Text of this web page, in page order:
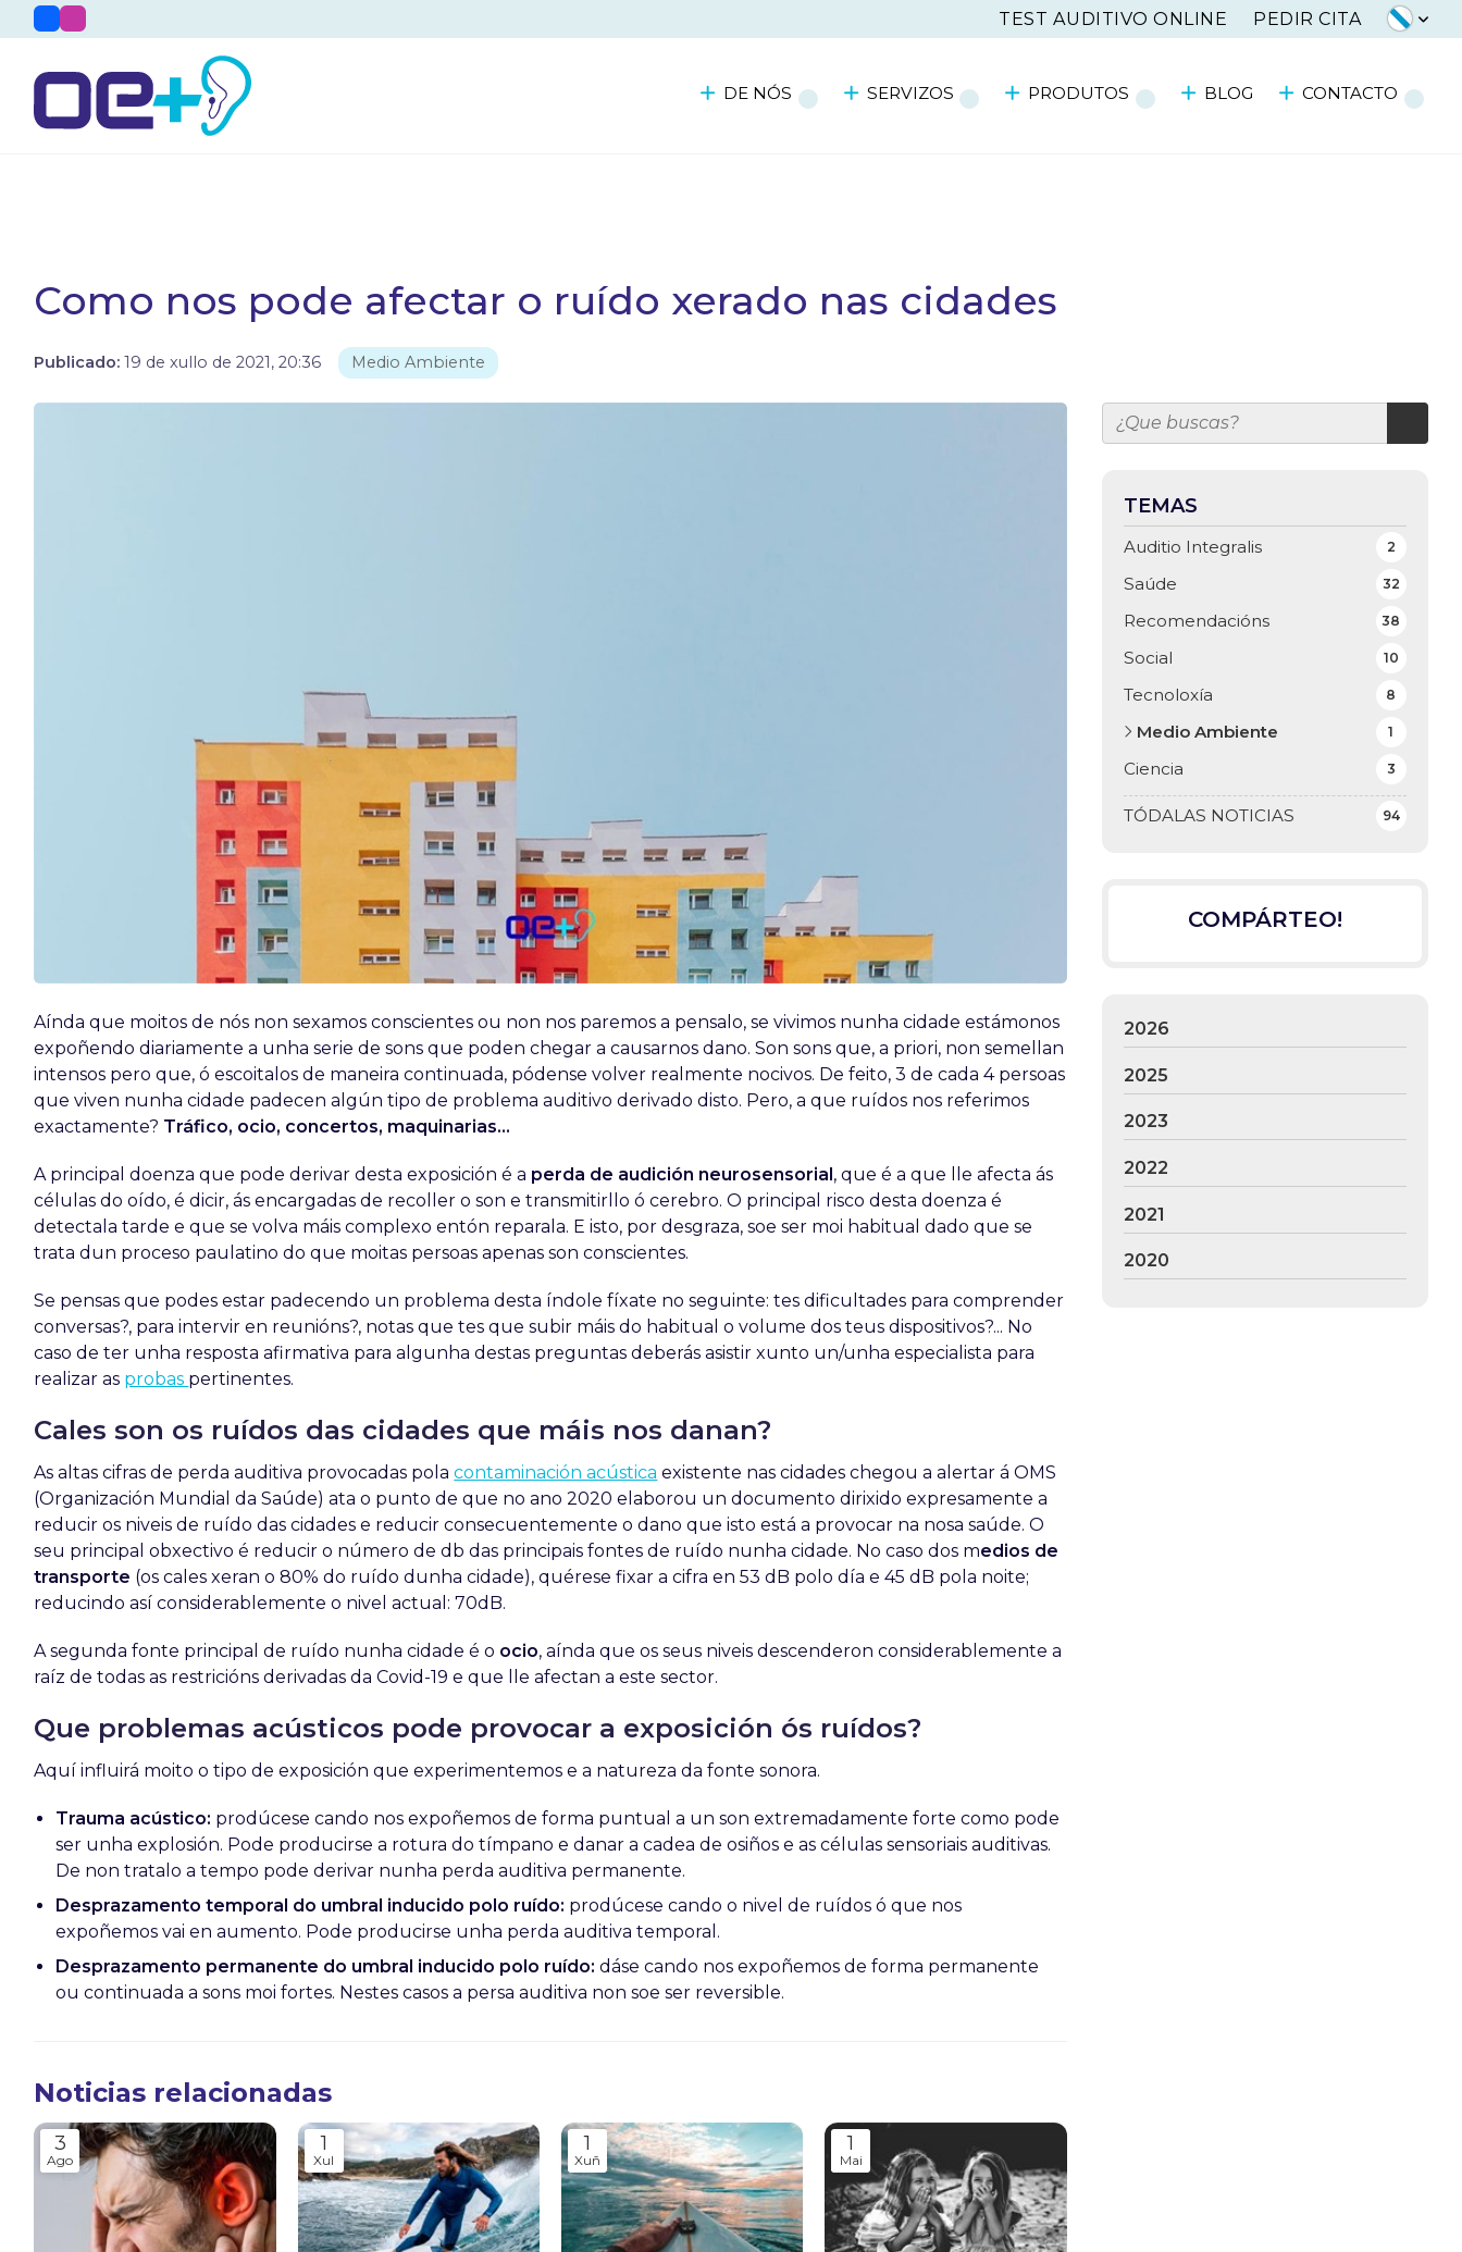
TEST AUDITIVO ONLINE PEDIR CITA
DE NÓS SERVIZOS PRODUTOS BLOG CONTACTO
Como nos pode afectar o ruído xerado nas cidades
Publicado: 19 de xullo de 2021, 20:36 Medio Ambiente
TEMAS
TÓDALAS NOTICIAS 94
Auditio Integralis 2
Saúde 32
Recomendacións 38
Social 10
Tecnoloxía 8
Medio Ambiente 1
Ciencia 3
Aínda que moitos de nós non sexamos conscientes ou non nos paremos a pensalo, se vivimos nunha cidade estámonos
expoñendo diariamente a unha serie de sons que poden chegar a causarnos dano. Son sons que, a priori, non semellan
intensos pero que, ó escoitalos de maneira continuada, pódense volver realmente nocivos. De feito, 3 de cada 4 persoas
que viven nunha cidade padecen algún tipo de problema auditivo derivado disto. Pero, a que ruídos nos referimos
exactamente? Tráfico, ocio, concertos, maquinarias...
A principal doenza que pode derivar desta exposición é a perda de audición neurosensorial, que é a que lle afecta ás
células do oído, é dicir, ás encargadas de recoller o son e transmitirllo ó cerebro. O principal risco desta doenza é
detectala tarde e que se volva máis complexo entón reparala. E isto, por desgraza, soe ser moi habitual dado que se
trata dun proceso paulatino do que moitas persoas apenas son conscientes.
Se pensas que podes estar padecendo un problema desta índole fíxate no seguinte: tes dificultades para comprender
conversas?, para intervir en reunións?, notas que tes que subir máis do habitual o volume dos teus dispositivos?... No
caso de ter unha resposta afirmativa para algunha destas preguntas deberás asistir xunto un/unha especialista para
realizar as probas pertinentes.
Cales son os ruídos das cidades que máis nos danan?
As altas cifras de perda auditiva provocadas polacontaminación acústica existente nas cidades chegou a alertar á OMS
(Organización Mundial da Saúde) ata o punto de que no ano 2020 elaborou un documento dirixido expresamente a
reducir os niveis de ruído das cidades e reducir consecuentemente o dano que isto está a provocar na nosa saúde. O
seu principal obxectivo é reducir o número de db das principais fontes de ruído nunha cidade. No caso dos medios de
transporte (os cales xeran o 80% do ruído dunha cidade), quérese fixar a cifra en 53 dB polo día e 45 dB pola noite;
reducindo así considerablemente o nivel actual: 70dB.
A segunda fonte principal de ruído nunha cidade é o ocio, aínda que os seus niveis descenderon considerablemente a
raíz de todas as restricións derivadas da Covid-19 e que lle afectan a este sector.
Que problemas acústicos pode provocar a exposición ós ruídos?
Aquí influirá moito o tipo de exposición que experimentemos e a natureza da fonte sonora.
Trauma acústico: prodúcese cando nos expoñemos de forma puntual a un son extremadamente forte como pode
ser unha explosión. Pode producirse a rotura do tímpano e danar a cadea de osiños e as células sensoriais auditivas.
De non tratalo a tempo pode derivar nunha perda auditiva permanente.
Desprazamento temporal do umbral inducido polo ruído: prodúcese cando o nivel de ruídos ó que nos
expoñemos vai en aumento. Pode producirse unha perda auditiva temporal.
Desprazamento permanente do umbral inducido polo ruído: dáse cando nos expoñemos de forma permanente
ou continuada a sons moi fortes. Nestes casos a persa auditiva non soe ser reversible.
Noticias relacionadas
3
Ago
1
Xul
1
Xuñ
1
Mai
COMPÁRTEO!
2026
2025
2023
2022
2021
2020